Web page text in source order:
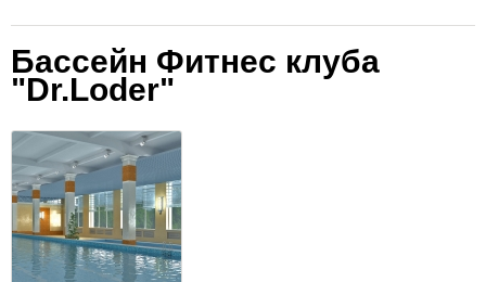
Бассейн Фитнес клуба
"Dr.Loder"